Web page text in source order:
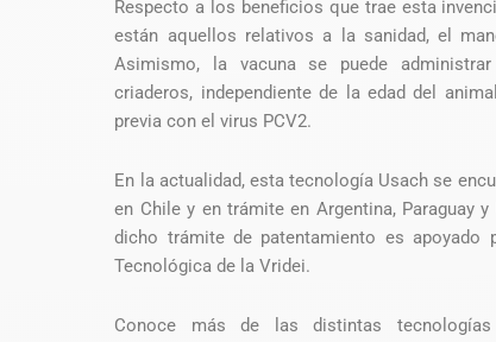
Respecto a los beneficios que trae esta
están aquellos relativos a la sanidad, el
Asimismo, la vacuna se puede
criaderos, independiente de la edad del
previa con el virus PCV2.
En la actualidad, esta tecnología Usach se
en Chile y en trámite en Argentina, Paraguay
dicho trámite de patentamiento es apoyado
Tecnológica de la Vridei.
Conoce más de las distintas tecnologías